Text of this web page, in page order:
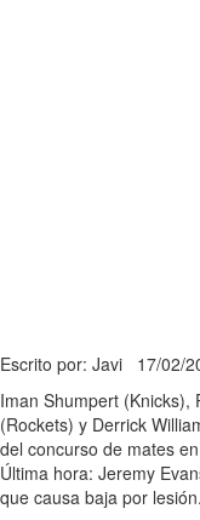
Escrito por: Javi 17/02/
Iman Shumpert (Knicks),
(Rockets) y Derrick
del concurso de mates
Última hora: Jeremy
que causa baja por lesión.